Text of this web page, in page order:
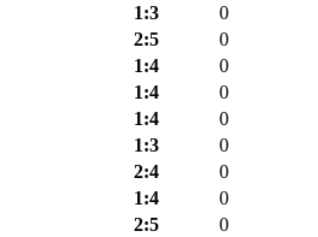
1:3
0
2:5
0
1:4
0
1:4
0
1:4
0
1:3
0
2:4
0
1:4
0
2:5
0